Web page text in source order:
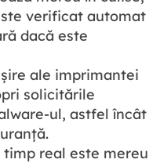
verificat automat
dacă este
ale imprimantei
solicitările
ul, astfel încât
real este mereu